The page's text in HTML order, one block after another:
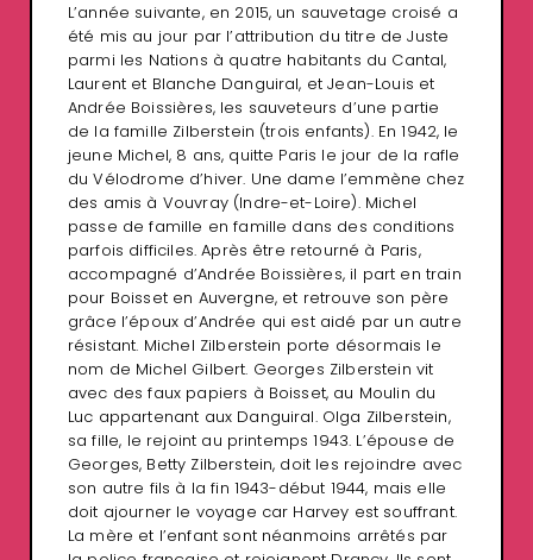
L’année suivante, en 2015, un sauvetage croisé a
été mis au jour par l’attribution du titre de Juste
parmi les Nations à quatre habitants du Cantal,
Laurent et Blanche Danguiral, et Jean-Louis et
Andrée Boissières, les sauveteurs d’une partie
de la famille Zilberstein (trois enfants). En 1942, le
jeune Michel, 8 ans, quitte Paris le jour de la rafle
du Vélodrome d’hiver. Une dame l’emmène chez
des amis à Vouvray (Indre-et-Loire). Michel
passe de famille en famille dans des conditions
parfois difficiles. Après être retourné à Paris,
accompagné d’Andrée Boissières, il part en train
pour Boisset en Auvergne, et retrouve son père
grâce l’époux d’Andrée qui est aidé par un autre
résistant. Michel Zilberstein porte désormais le
nom de Michel Gilbert. Georges Zilberstein vit
avec des faux papiers à Boisset, au Moulin du
Luc appartenant aux Danguiral. Olga Zilberstein,
sa fille, le rejoint au printemps 1943. L’épouse de
Georges, Betty Zilberstein, doit les rejoindre avec
son autre fils à la fin 1943-début 1944, mais elle
doit ajourner le voyage car Harvey est souffrant.
La mère et l’enfant sont néanmoins arrêtés par